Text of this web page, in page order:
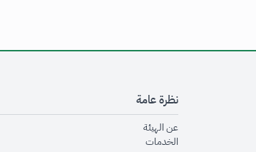
نظرة عامة
عن الهيئةopens in new window
الخدماتopens in new window